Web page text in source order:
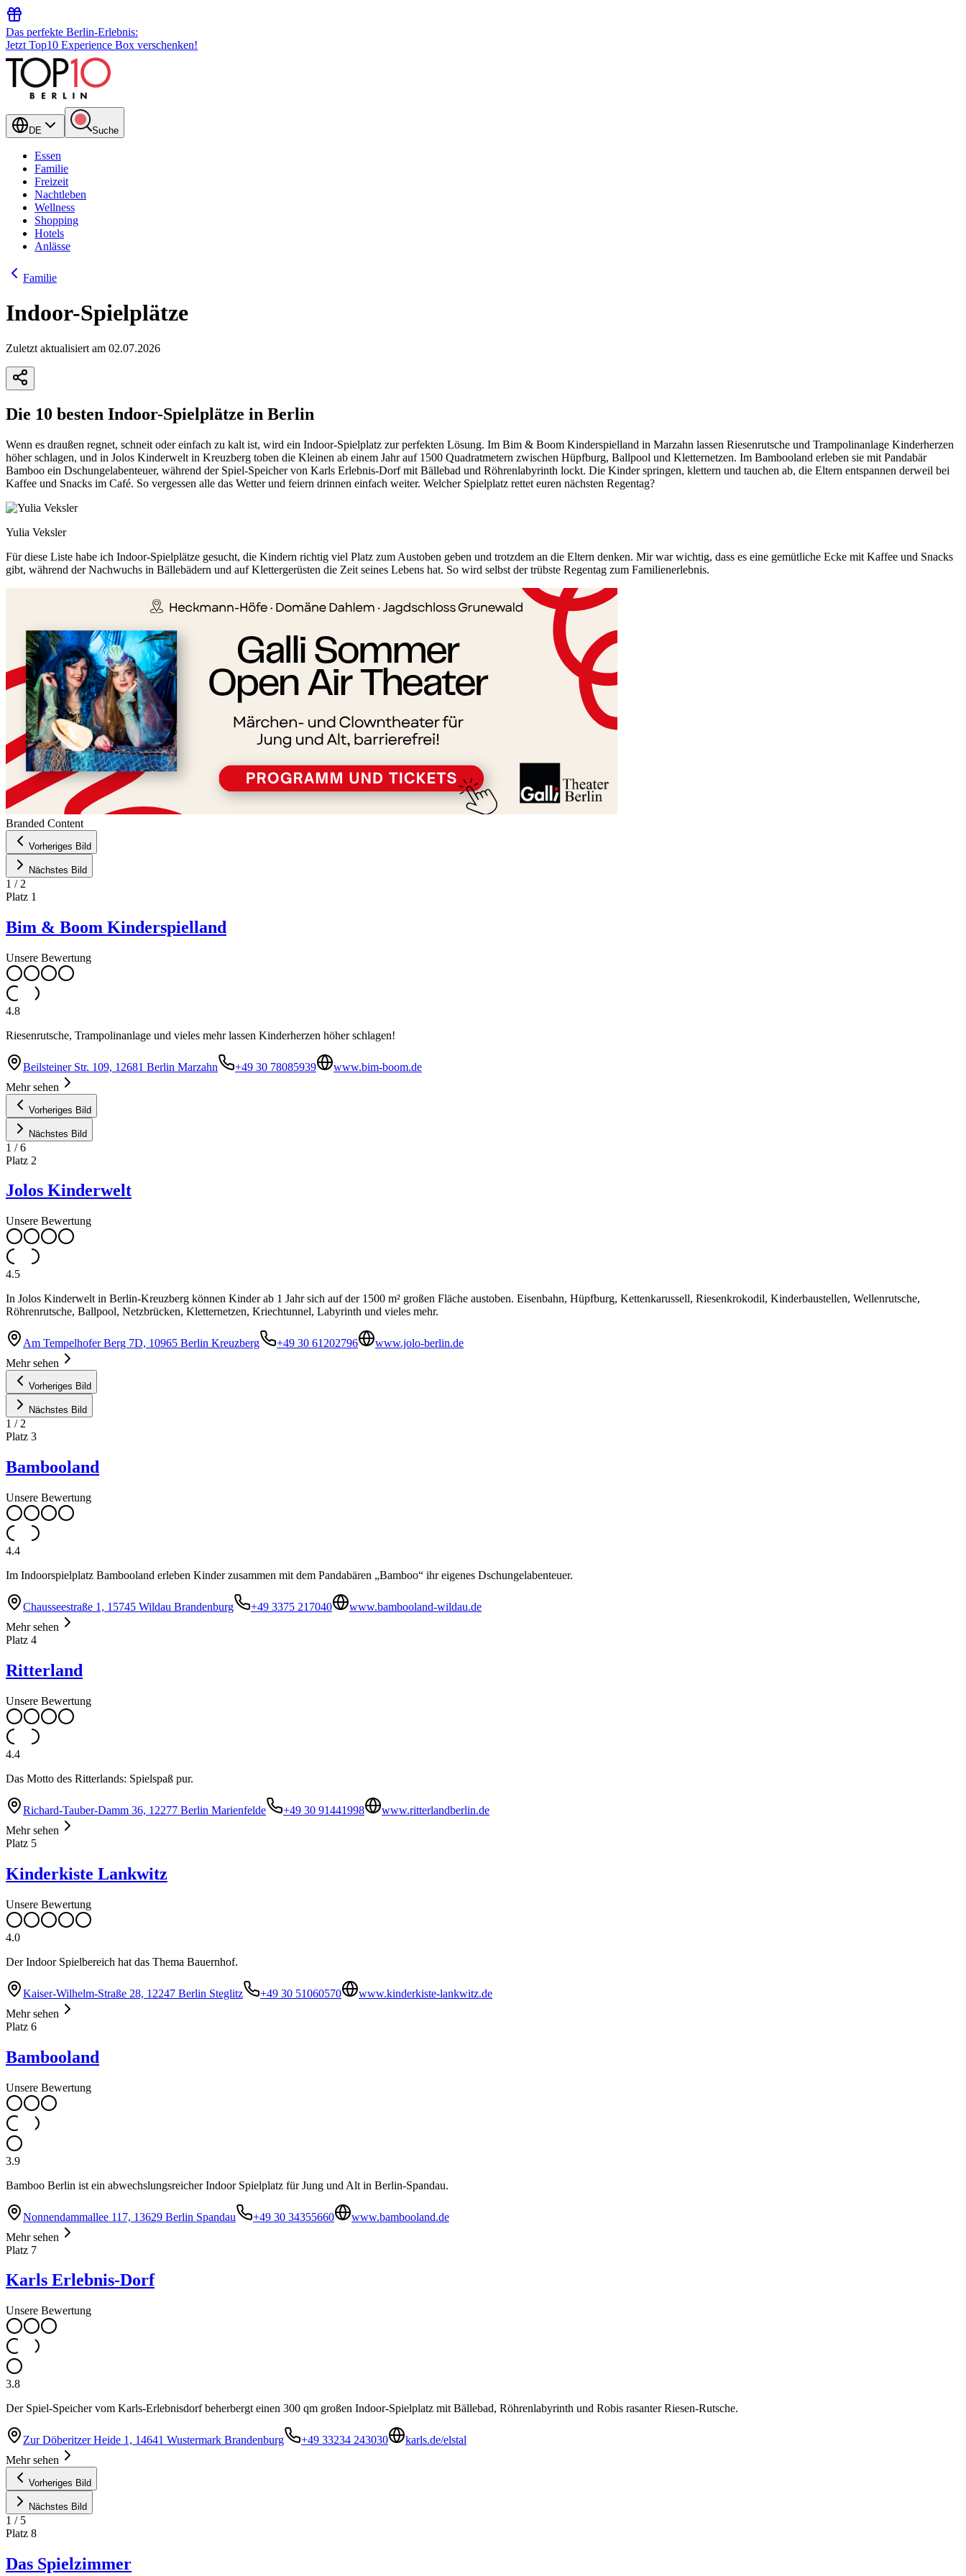
Das perfekte Berlin-Erlebnis:
Jetzt Top10 Experience Box verschenken!
DE Suche
Essen
Familie
Freizeit
Nachtleben
Wellness
Shopping
Hotels
Anlässe
Familie
Indoor-Spielplätze
Zuletzt aktualisiert am 02.07.2026
Die 10 besten Indoor-Spielplätze in Berlin
Wenn es draußen regnet, schneit oder einfach zu kalt ist, wird ein Indoor-Spielplatz zur perfekten Lösung. Im Bim & Boom Kinderspielland in Marzahn lassen Riesenrutsche und Trampolinanlage Kinderherzen
höher schlagen, und in Jolos Kinderwelt in Kreuzberg toben die Kleinen ab einem Jahr auf 1500 Quadratmetern zwischen Hüpfburg, Ballpool und Kletternetzen. Im Bambooland erleben sie mit Pandabär
Bamboo ein Dschungelabenteuer, während der Spiel-Speicher von Karls Erlebnis-Dorf mit Bällebad und Röhrenlabyrinth lockt. Die Kinder springen, klettern und tauchen ab, die Eltern entspannen derweil bei
Kaffee und Snacks im Café. So vergessen alle das Wetter und feiern drinnen einfach weiter. Welcher Spielplatz rettet euren nächsten Regentag?
Yulia Veksler
Für diese Liste habe ich Indoor-Spielplätze gesucht, die Kindern richtig viel Platz zum Austoben geben und trotzdem an die Eltern denken. Mir war wichtig, dass es eine gemütliche Ecke mit Kaffee und Snacks
gibt, während der Nachwuchs in Bällebädern und auf Klettergerüsten die Zeit seines Lebens hat. So wird selbst der trübste Regentag zum Familienerlebnis.
−
Branded Content
Vorheriges Bild
Nächstes Bild
1 / 2
Platz 1
Bim & Boom Kinderspielland
Unsere Bewertung
4.8
Riesenrutsche, Trampolinanlage und vieles mehr lassen Kinderherzen höher schlagen!
Beilsteiner Str. 109, 12681 Berlin Marzahn +49 30 78085939
www.bim-boom.de
Mehr sehen
Vorheriges Bild
Nächstes Bild
1 /6
Platz 2
Jolos Kinderwelt
Unsere Bewertung
4.5
In Jolos Kinderwelt in Berlin-Kreuzberg können Kinder ab 1 Jahr sich auf der 1500 m² großen Fläche austoben. Eisenbahn, Hüpfburg, Kettenkarussell, Riesenkrokodil, Kinderbaustellen, Wellenrutsche,
Röhrenrutsche, Ballpool, Netzbrücken, Kletternetzen, Kriechtunnel, Labyrinth und vieles mehr.
Am Tempelhofer Berg 7D, 10965 Berlin Kreuzberg +49 30 61202796
www.jolo-berlin.de
Mehr sehen
Vorheriges Bild
Nächstes Bild
1 / 2
Platz 3
Bambooland
Unsere Bewertung
4.4
Im Indoorspielplatz Bambooland erleben Kinder zusammen mit dem Pandabären „Bamboo“ ihr eigenes Dschungelabenteuer.
Chausseestraße 1, 15745 Wildau Brandenburg +49 3375 217040
www.bambooland-wildau.de
Mehr sehen
Platz 4
Ritterland
Unsere Bewertung
4.4
Das Motto des Ritterlands: Spielspaß pur.
Richard-Tauber-Damm 36, 12277 Berlin Marienfelde +49 30 91441998
www.ritterlandberlin.de
Mehr sehen
Platz 5
Kinderkiste Lankwitz
Unsere Bewertung
4.0
Der Indoor Spielbereich hat das Thema Bauernhof.
Kaiser-Wilhelm-Straße 28, 12247 Berlin Steglitz +49 30 51060570
www.kinderkiste-lankwitz.de
Mehr sehen
Platz 6
Bambooland
Unsere Bewertung
3.9
Bamboo Berlin ist ein abwechslungsreicher Indoor Spielplatz für Jung und Alt in Berlin-Spandau.
Nonnendammallee 117, 13629 Berlin Spandau +49 30 34355660
www.bambooland.de
Mehr sehen
Platz 7
Karls Erlebnis-Dorf
Unsere Bewertung
3.8
Der Spiel-Speicher vom Karls-Erlebnisdorf beherbergt einen 300 qm großen Indoor-Spielplatz mit Bällebad, Röhrenlabyrinth und Robis rasanter Riesen-Rutsche.
Zur Döberitzer Heide 1, 14641 Wustermark Brandenburg +49 33234 243030
karls.de/elstal
Mehr sehen
Vorheriges Bild
Nächstes Bild
1 / 5
Platz 8
Das Spielzimmer